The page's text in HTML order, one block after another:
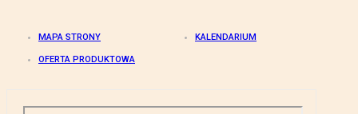
MAPA STRONY KALENDARIUM
OFERTA PRODUKTOWA